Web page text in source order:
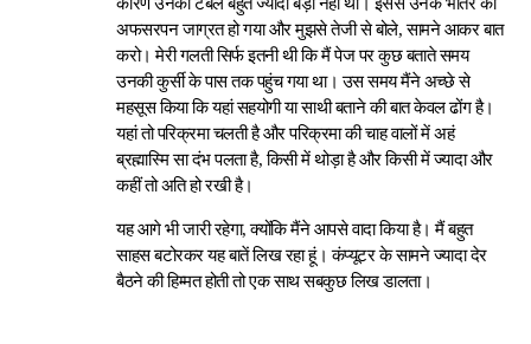
कारण उनकी टेबल बहुत ज्यादा बड़ी नहीं थी। इससे उनके भीतर का
अफसरपन जाग्रत हो गया और मुझसे तेजी से बोले, सामने आकर बात
करो। मेरी गलती सिर्फ इतनी थी कि मैं पेज पर कुछ बताते समय
उनकी कुर्सी के पास तक पहुंच गया था। उस समय मैंने अच्छे से
महसूस किया कि यहां सहयोगी या साथी बताने की बात केवल ढोंग है।
यहां तो परिक्रमा चलती है और परिक्रमा की चाह वालों में अहं
ब्रह्मास्मि सा दंभ पलता है, किसी में थोड़ा है और किसी में ज्यादा और
कहीं तो अति हो रखी है।
यह आगे भी जारी रहेगा, क्योंकि मैंने आपसे वादा किया है। मैं बहुत
साहस बटोरकर यह बातें लिख रहा हूं। कंप्यूटर के सामने ज्यादा देर
बैठने की हिम्मत होती तो एक साथ सबकुछ लिख डालता।